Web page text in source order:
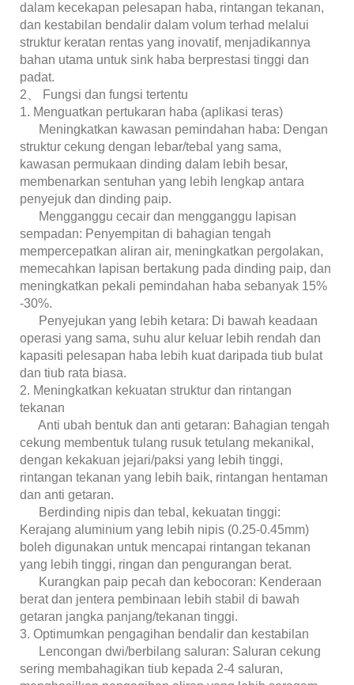
dalam kecekapan pelesapan haba, rintangan tekanan,
dan kestabilan bendalir dalam volum terhad melalui
struktur keratan rentas yang inovatif, menjadikannya
bahan utama untuk sink haba berprestasi tinggi dan
padat.
2、 Fungsi dan fungsi tertentu
1. Menguatkan pertukaran haba (aplikasi teras)
Meningkatkan kawasan pemindahan haba: Dengan
struktur cekung dengan lebar/tebal yang sama,
kawasan permukaan dinding dalam lebih besar,
membenarkan sentuhan yang lebih lengkap antara
penyejuk dan dinding paip.
Mengganggu cecair dan mengganggu lapisan
sempadan: Penyempitan di bahagian tengah
mempercepatkan aliran air, meningkatkan pergolakan,
memecahkan lapisan bertakung pada dinding paip, dan
meningkatkan pekali pemindahan haba sebanyak 15%
-30%.
Penyejukan yang lebih ketara: Di bawah keadaan
operasi yang sama, suhu alur keluar lebih rendah dan
kapasiti pelesapan haba lebih kuat daripada tiub bulat
dan tiub rata biasa.
2. Meningkatkan kekuatan struktur dan rintangan
tekanan
Anti ubah bentuk dan anti getaran: Bahagian tengah
cekung membentuk tulang rusuk tetulang mekanikal,
dengan kekakuan jejari/paksi yang lebih tinggi,
rintangan tekanan yang lebih baik, rintangan hentaman
dan anti getaran.
Berdinding nipis dan tebal, kekuatan tinggi:
Kerajang aluminium yang lebih nipis (0.25-0.45mm)
boleh digunakan untuk mencapai rintangan tekanan
yang lebih tinggi, ringan dan pengurangan berat.
Kurangkan paip pecah dan kebocoran: Kenderaan
berat dan jentera pembinaan lebih stabil di bawah
getaran jangka panjang/tekanan tinggi.
3. Optimumkan pengagihan bendalir dan kestabilan
Lencongan dwi/berbilang saluran: Saluran cekung
sering membahagikan tiub kepada 2-4 saluran,